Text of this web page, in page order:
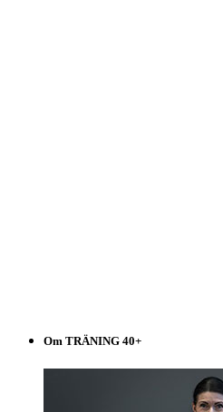
Om TRÄNING 40+